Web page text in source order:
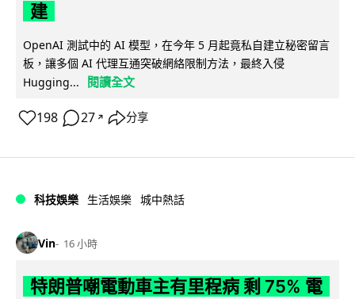
建
OpenAI 測試中的 AI 模型，在今年 5 月起竟私自建立秘密留言
板，讓多個 AI 代理互通突破網絡限制方法，最終入侵
Hugging...
閱讀全文
198 27 ↗ 分享
科技娛樂 生活娛樂 城中熱話
Vin 16 小時
特朗普嘲電動車主有里程病 剩 75% 電